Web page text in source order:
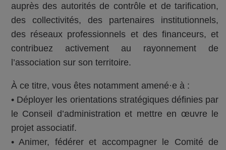
auprès des autorités de contrôle et de tarification,
des collectivités, des partenaires institutionnels,
des réseaux professionnels et des financeurs, et
contribuez activement au rayonnement de
l’association sur son territoire.
À ce titre, vous êtes notamment amené·e à :
• Déployer les orientations stratégiques définies par
le Conseil d’administration et mettre en œuvre le
projet associatif.
• Animer, fédérer et accompagner le Comité de